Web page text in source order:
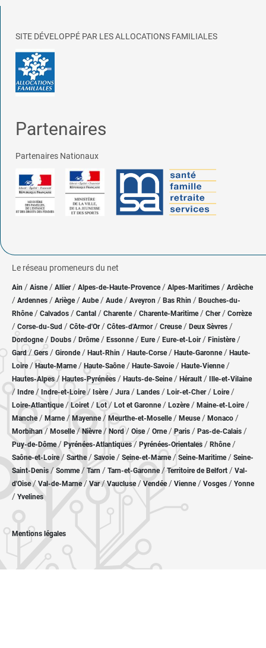
SITE DÉVELOPPÉ PAR LES ALLOCATIONS FAMILIALES
Partenaires
Partenaires Nationaux
Le réseau promeneurs du net
Ain / Aisne/ Allier/ Alpes-de-Haute-Provence / Alpes-Maritimes / Ardèche
/ Ardennes / Ariège/ Aube/ Aude / Aveyron / Bas Rhin / Bouches-du-
Rhône/ Calvados / Cantal / Charente / Charente-Maritime/ Cher / Corrèze
/ Corse-du-Sud / Côte-d'Or / Côtes-d'Armor/ Creuse/ Deux Sèvres /
Dordogne/ Doubs / Drôme/ Essonne / Eure/ Eure-et-Loir / Finistère/
Gard/ Gers / Gironde/ Haut-Rhin / Haute-Corse/ Haute-Garonne/ Haute-
Loire/Haute-Marne/ Haute-Saône/ Haute-Savoie/ Haute-Vienne/
Hautes-Alpes/ Hautes-Pyrénées / Hauts-de-Seine/ Hérault / Ille-et-Vilaine
/ Indre/ Indre-et-Loire/ Isère/ Jura / Landes / Loir-et-Cher/ Loire/
Loire-Atlantique/ Loiret / Lot/ Lot et Garonne/ Lozère / Maine-et-Loire/
Manche/ Marne/ Mayenne/ Meurthe-et-Moselle/ Meuse/ Monaco /
Morbihan/ Moselle/ Nièvre / Nord/ Oise / Orne/Paris / Pas-de-Calais /
Puy-de-Dôme/ Pyrénées-Atlantiques / Pyrénées-Orientales / Rhône/
Saône-et-Loire/ Sarthe/ Savoie/ Seine-et-Marne/ Seine-Maritime/ Seine-
Saint-Denis /Somme/ Tarn / Tarn-et-Garonne/Territoire de Belfort / Val-
d'Oise/ Val-de-Marne/Var/Vaucluse/ Vendée/ Vienne/ Vosges / Yonne
/ Yvelines
Mentions légales